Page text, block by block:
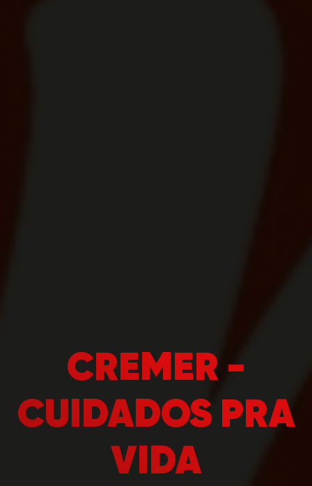
CREMER -
CUIDADOS PRA
VIDA